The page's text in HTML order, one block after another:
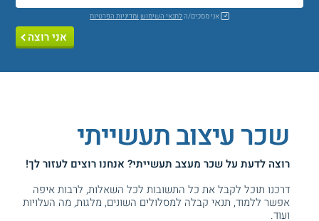
אני מסכים/הלתנאי השימוש ומדיניות הפרטיות
אני רוצה
שכר עיצוב תעשייתי
רוצה לדעת עלשכר מעצב תעשייתי? אנחנו רוצים לעזור לך!
דרכנו תוכל לקבל את כל התשובות לכל השאלות, לרבות איפה
אפשר ללמוד, תנאי קבלה למסלולים השונים, מלגות, מה העלויות
ועוד.